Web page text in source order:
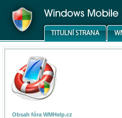
Obsah fóra WMHelp.cz